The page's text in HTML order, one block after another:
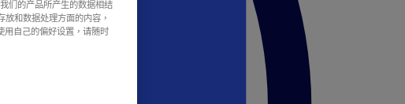
们的产品所产生的数据相结
放和数据处理方面的内容，
用自己的偏好设置，请随时